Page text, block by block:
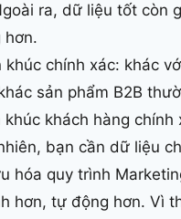
ra, dữ liệu tốt còn
hơn.
khúc chính xác: khác
sản phẩm B2B
khúc khách hàng
bạn cần dữ liệu
hóa quy trình
hơn, tự động hơn. Vì